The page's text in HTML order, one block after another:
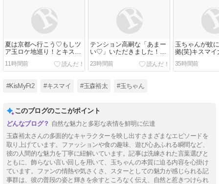
夏は京都へ行こう♡もしツ
ア玉ロケ地巡り！とキスマ
イ情報盛りだくさん＆8/5ま
いたま
11時間前
テンション高嗣な「あまー
い♡」いただきました！8/5
大阪夜公演
23時間前
玉ちゃんが蚊
拠(笑)キスマイ
勤動画
35時間前
#KisMyFt2 #キスマイ #玉森裕太 #玉ちゃん
このブログのここがポイント
自然な魅力と多彩な表情を鮮明に伝達
玉森裕太さんの多面的なキャラクターを映し出すさまざまなエピソードを
取り上げています。ファッションや食の趣味、遊び心あふれる瞬間など、
彼の人間的な魅力を丁寧に紐解いています。記事は洗練された言葉選びと
ともに、飾らない言い回しを用いて、玉ちゃんの本質に迫る内容を心掛け
ています。ファンの情熱や気さくさ、スターとしての魅力が感じられる記
事群は、彼の普段の姿と輝きを余すところなく伝え、自然と惹きつけられ